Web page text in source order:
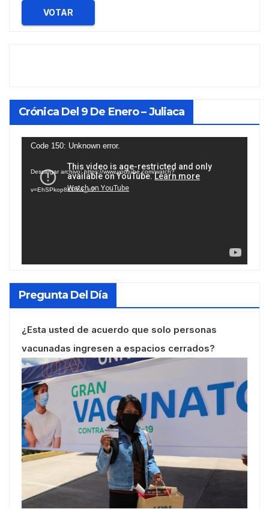
VOTAR
Crónica Del 9 De Enero – Juliaca
Reproductor
vídeo
Code 150: Unknown error.
Descargar archivo: https://www.youtube.com/watch?
v=EhSPkop8KPY&_=2
Pregunta Del Día
¿Esta usted de acuerdo que solo personas
vacunadas ingresen a espacios cerrados?